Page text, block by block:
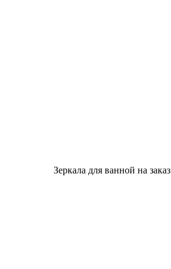
Зеркала для ванной на заказ